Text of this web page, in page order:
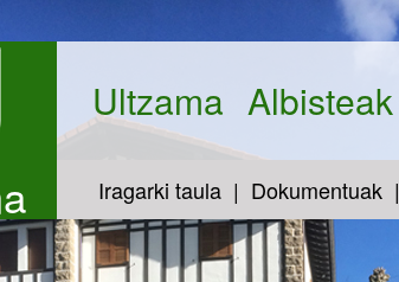
Ultzama Albisteak
Iragarki taula Dokumentuak